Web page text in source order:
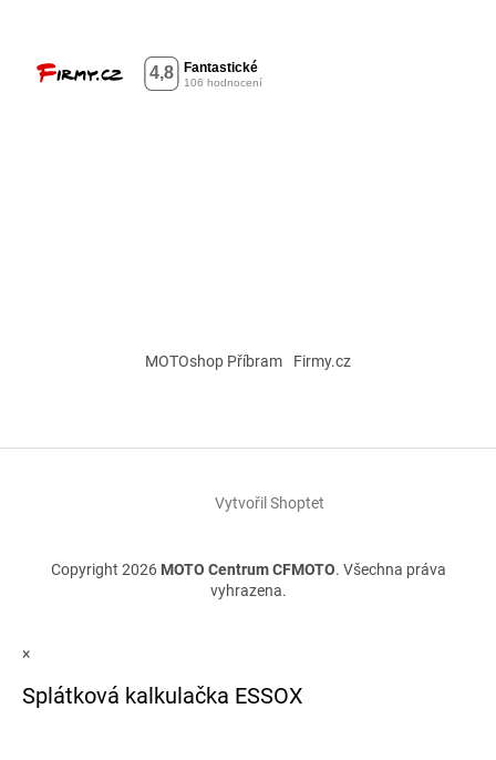
MOTOshop Příbram Firmy.cz
Vytvořil Shoptet
Copyright 2026 MOTO Centrum CFMOTO. Všechna práva
vyhrazena.
×
Splátková kalkulačka ESSOX